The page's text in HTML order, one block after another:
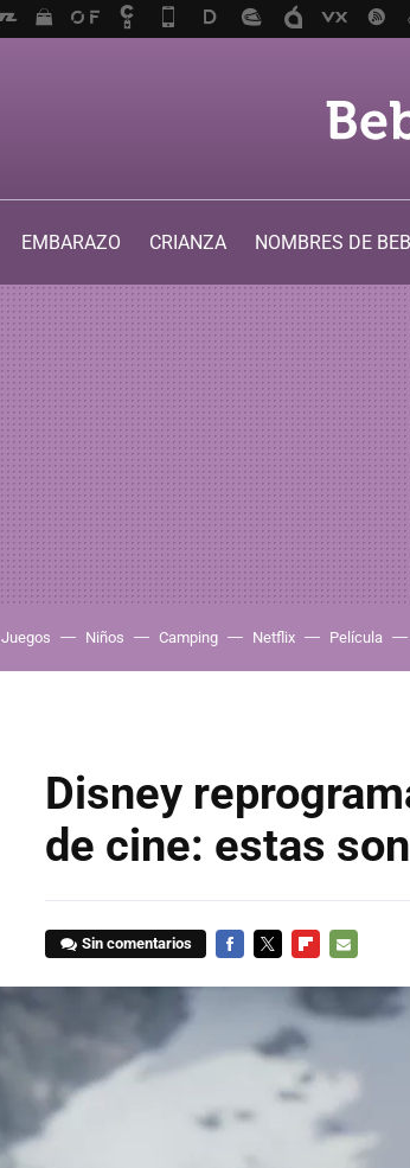
EMBARAZO CRIANZA NOMBRES DE
Juegos Niños Camping Netflix Película
Disney
de cine: estas
Sin comentarios